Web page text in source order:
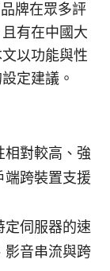
牌在眾多評
有在中國大
以功能與性
定建議。
相對較高、強
端跨裝置支援
定伺服器的速
影音串流與跨